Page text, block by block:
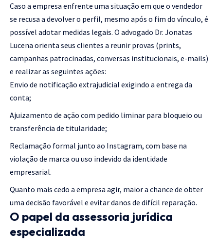
Caso a empresa enfrente uma situação em que o vendedor
se recusa a devolver o perfil, mesmo após o fim do vínculo, é
possível adotar medidas legais. O advogado Dr. Jonatas
Lucena orienta seus clientes a reunir provas (prints,
campanhas patrocinadas, conversas institucionais, e-mails)
e realizar as seguintes ações:
Envio de notificação extrajudicial exigindo a entrega da
conta;
Ajuizamento de ação com pedido liminar para bloqueio ou
transferência de titularidade;
Reclamação formal junto ao Instagram, com base na
violação de marca ou uso indevido da identidade
empresarial.
Quanto mais cedo a empresa agir, maior a chance de obter
uma decisão favorável e evitar danos de difícil reparação.
O papel da assessoria jurídica
especializada